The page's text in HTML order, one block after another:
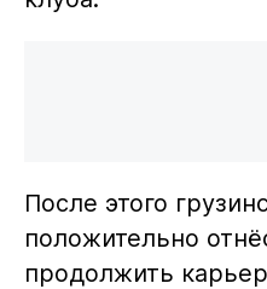
После этого
положительно
продолжить